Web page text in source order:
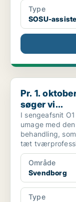
Type
SOSU-
Pr. 1. oktober 2026
Pr. 1.
søger vi...
I sengeafsnit
umage med
behandling,
tæt
Område
Svendborg
Type